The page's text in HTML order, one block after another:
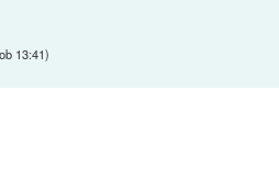
13:41)